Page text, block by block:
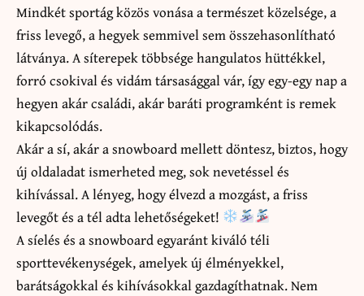
Mindkét sportág közös vonása a természet közelsége, a
friss levegő, a hegyek semmivel sem összehasonlítható
látványa. A síterepek többsége hangulatos hüttékkel,
forró csokival és vidám társasággal vár, így egy-egy nap a
hegyen akár családi, akár baráti programként is remek
kikapcsolódás.
Akár a sí, akár a snowboard mellett döntesz, biztos, hogy
új oldaladat ismerheted meg, sok nevetéssel és
kihívással. A lényeg, hogy élvezd a mozgást, a friss
levegőt és a tél adta lehetőségeket!
A síelés és a snowboard egyaránt kiváló téli
sporttevékenységek, amelyek új élményekkel,
barátságokkal és kihívásokkal gazdagíthatnak. Nem